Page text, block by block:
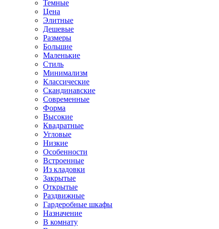
Темные
Цена
Элитные
Дешевые
Размеры
Большие
Маленькие
Стиль
Минимализм
Классические
Скандинавские
Современные
Форма
Высокие
Квадратные
Угловые
Низкие
Особенности
Встроенные
Из кладовки
Закрытые
Открытые
Раздвижные
Гардеробные шкафы
Назначение
В комнату